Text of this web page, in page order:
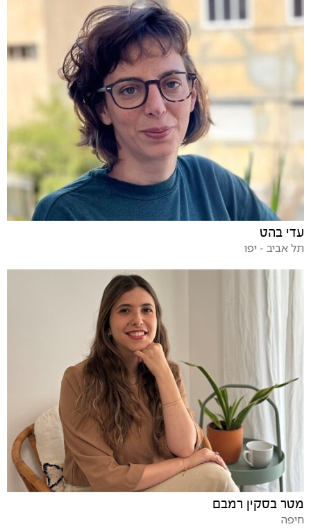
עדי בהט
תל אביב - יפו
מטר בסקין רמבם
חיפה